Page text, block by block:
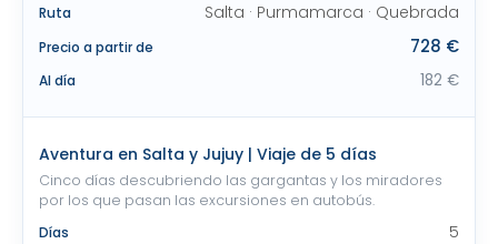
Ruta Salta · Purmamarca · Quebrada
Precio a partir de 728 €
Al día 182 €
Aventura en Salta y Jujuy | Viaje de 5 días
Cinco días descubriendo las gargantas y los miradores
por los que pasan las excursiones en autobús.
Días
5